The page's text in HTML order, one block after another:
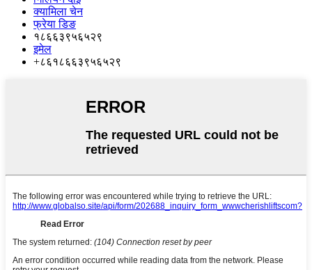
क्यामिला चेन
फ्रेया डिङ
१८६६३९५६५२९
इमेल
+८६१८६६३९५६५२९